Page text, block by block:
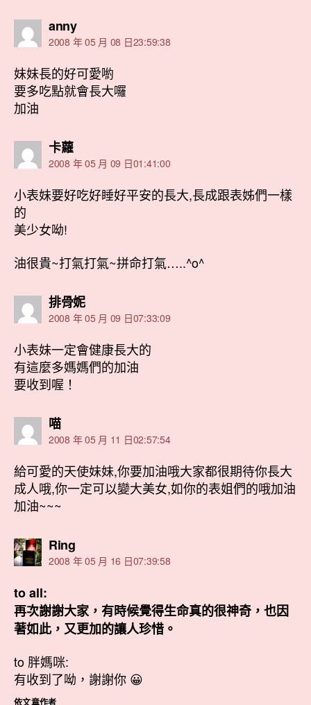
anny表
示:
2008 年 05 月 08 日23:59:38
妹妹長的好可愛喲
要多吃點就會長大囉
加油
卡蘿表
示:
2008 年 05 月 09 日01:41:00
小表妹要好吃好睡好平安的長大,長成跟表姊們一樣
的
美少女呦!
油很貴~打氣打氣~拼命打氣…..^o^
排骨妮表
示:
2008 年 05 月 09 日07:33:09
小表妹一定會健康長大的
有這麼多媽媽們的加油
要收到喔！
喵表
示:
2008 年 05 月 11 日02:57:54
給可愛的天使妹妹,你要加油哦大家都很期待你長大
成人哦,你一定可以變大美女,如你的表姐們的哦加油
加油~~~
Ring表
示:
2008 年 05 月 16 日07:39:58
to all:
再次謝謝大家，有時候覺得生命真的很神奇，也因
著如此，又更加的讓人珍惜。
to 胖媽咪:
有收到了呦，謝謝你 😀
依文章作者